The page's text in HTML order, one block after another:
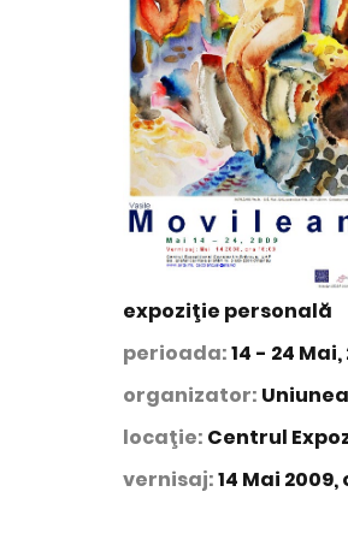
expoziţie personală
perioada:14 - 24 Mai,
organizator:
locaţie: Centrul
vernisaj:14 Mai 2009,